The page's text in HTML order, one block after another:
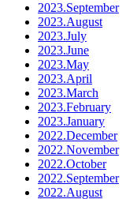
2023.September
2023.August
2023.July
2023.June
2023.May
2023.April
2023.March
2023.February
2023.January
2022.December
2022.November
2022.October
2022.September
2022.August